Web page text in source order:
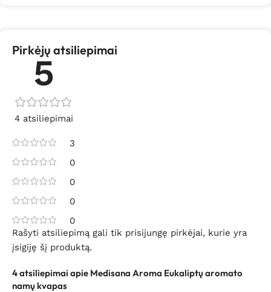
Pirkėjų atsiliepimai
5
4 atsiliepimai
3
0
0
0
0
4 atsiliepimai apie Medisana Aroma Eukaliptų aromato
namų kvapas
Rašyti atsiliepimą gali tik prisijungę pirkėjai, kurie yra
įsigiję šį produktą.